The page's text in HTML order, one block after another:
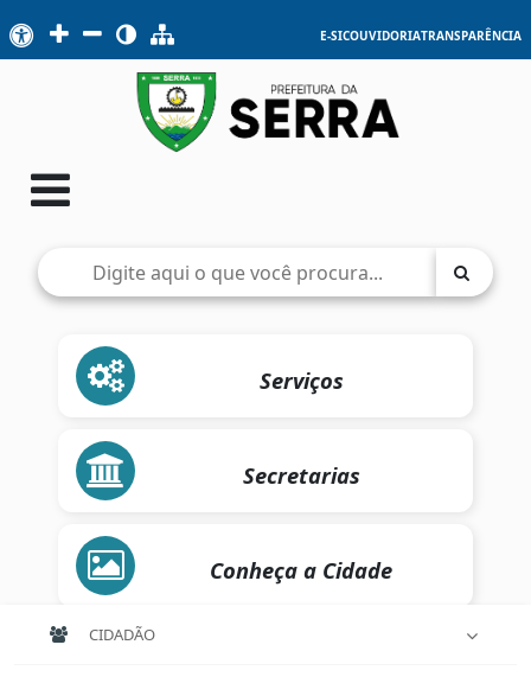
E-SICOUVIDORIATRANSPARÊNCIA
Serviços
Secretarias
Conheça a Cidade
CIDADÃO